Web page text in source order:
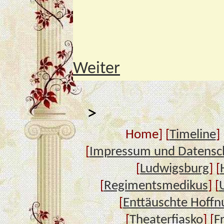
Weiter
>
Home] [Timeline]
[Impressum und
[Ludwigsburg] [
[Regimentsmedikus] [
[Enttäuschte
[Theaterfiasko] [